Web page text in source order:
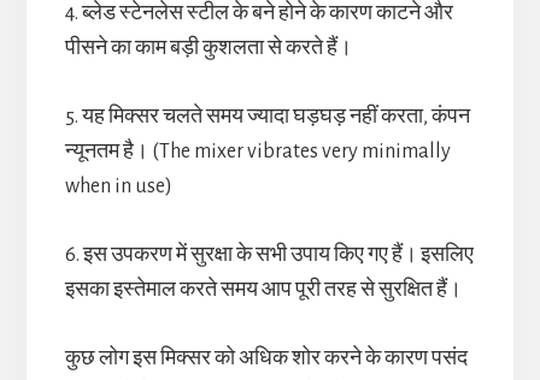
4. ब्लेड स्टेनलेस स्टील के बने होने के कारण काटने और
पीसने का काम बड़ी कुशलता से करते हैं।
5. यह मिक्सर चलते समय ज्यादा घड़घड़ नहीं करता, कंपन
न्यूनतम है। (The mixer vibrates very minimally
when in use)
6. इस उपकरण में सुरक्षा के सभी उपाय किए गए हैं। इसलिए
इसका इस्तेमाल करते समय आप पूरी तरह से सुरक्षित हैं।
कुछ लोग इस मिक्सर को अधिक शोर करने के कारण पसंद